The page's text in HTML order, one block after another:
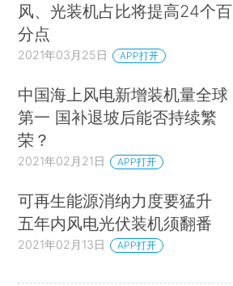
风、光装机占比将提高24个百
分点
2021年03月25日 APP打开
中国海上风电新增装机量全球
第一 国补退坡后能否持续繁
荣？
2021年02月21日 APP打开
可再生能源消纳力度要猛升
五年内风电光伏装机须翻番
2021年02月13日 APP打开